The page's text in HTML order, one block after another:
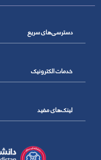
دسترسی‌های سریع
خدمات الکترونیک
لینک‌های مفید